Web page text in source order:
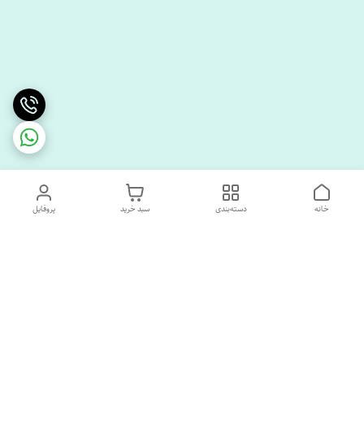
پروفایل سبد خرید دسته‌بندی خانه